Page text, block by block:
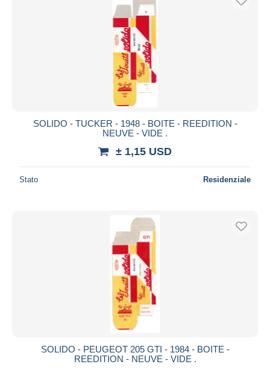
SOLIDO - TUCKER - 1948 - BOITE - REEDITION -
NEUVE - VIDE .
± 1,15 USD
Stato Residenziale
SOLIDO - PEUGEOT 205 GTI - 1984 - BOITE -
REEDITION - NEUVE - VIDE .